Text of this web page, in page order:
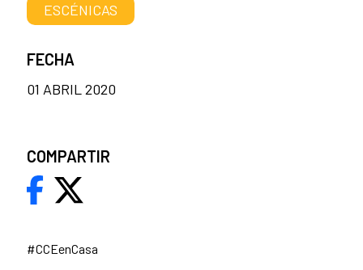
#CCEenCasa
ESCÉNICAS
FECHA
01 ABRIL 2020
COMPARTIR